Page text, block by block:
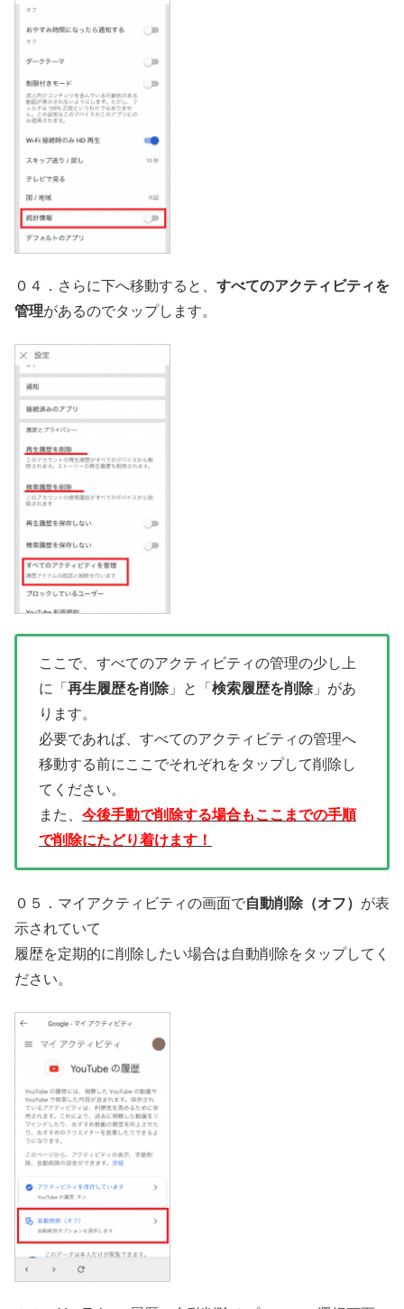
０４．さらに下へ移動すると、 すべてのアクティビティを
管理があるのでタップします。
ここで、すべてのアクティビティの管理の少し上
に「 再生履歴を削除」と「 検索履歴を削除」があ
ります。
必要であれば、すべてのアクティビティの管理へ
移動する前にここでそれぞれをタップして削除し
てください。
また、 今後手動で削除する場合もここまでの手順
で削除にたどり着けます！
０５．マイアクティビティの画面で自動削除（オフ） が表
示されていて
履歴を定期的に削除したい場合は自動削除をタップしてく
ださい。